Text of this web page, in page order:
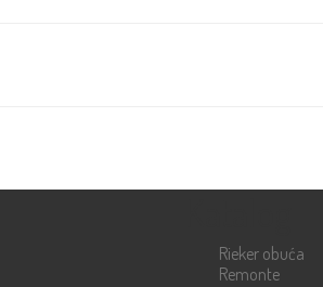
Rieker obuća
Remonte